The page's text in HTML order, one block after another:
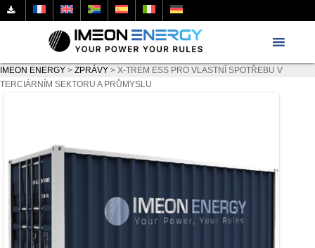
IMEON ENERGY > ZPRÁVY > X-TREM ESS PRO VLASTNÍ SPOTŘEBU V
TERCIÁRNÍM SEKTORU A PRŮMYSLU